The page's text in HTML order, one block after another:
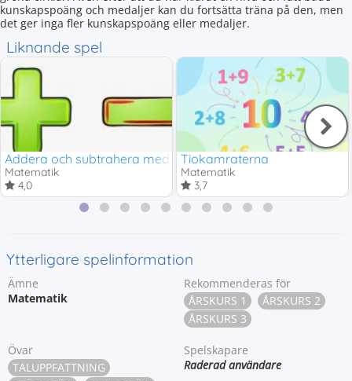
kunskapspoäng och medaljer kan du fortsätta träna på den, men
det ger inga fler kunskapspoäng eller medaljer.
Liknande spel
Addera och subtrahera med 1, 2 & 3
Matematik
4,0
Tiokamraterna
Matematik
3,7
Ytterligare spelinformation
Ämne
Matematik
Rekommenderas för
ÅRSKURS 1
ÅRSKURS 2
ÅRSKURS 3
Övar
TALUPPFATTNING
Spelskapare
Raderad användare